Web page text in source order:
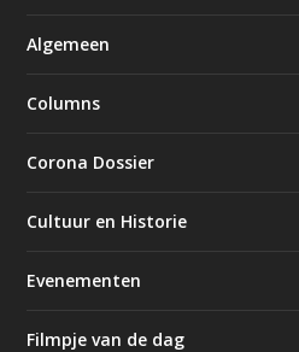
Algemeen
Columns
Corona Dossier
Cultuur en Historie
Evenementen
Filmpje van de dag